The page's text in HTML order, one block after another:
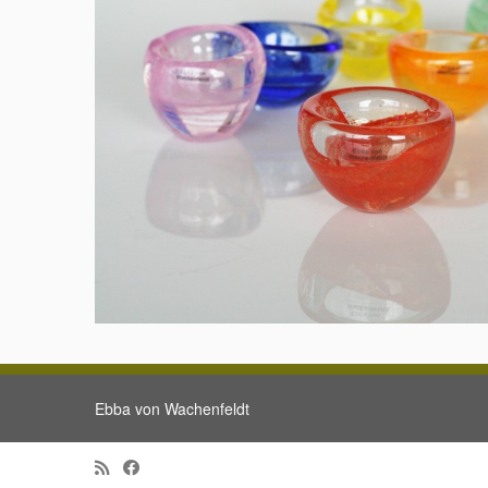
Ebba von Wachenfeldt